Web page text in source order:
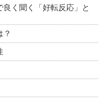
く聞く「好転反応」と
？